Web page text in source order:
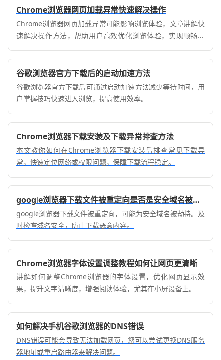
Chrome浏览器网页加载异常快速解决操作
Chrome浏览器网页加载异常可能影响浏览体验，文章讲解快
速解决操作方法，帮助用户高效优化浏览体验，实现顺畅操
谷歌浏览器官方下载后的启动加速方法
谷歌浏览器官方下载后可通过启动加速方法减少等待时间，用
户掌握技巧快速进入浏览，提高使用效率。
Chrome浏览器下载安装及下载异常排查方法
本文教你如何在Chrome浏览器下载安装后排查常见下载异
常，快速定位网络或权限问题，保障下载流程稳定。
google浏览器下载文件被重定向是否是安全域名被劫持
google浏览器下载文件被重定向，可能为安全域名被劫持。及
时检查域名安全，防止下载恶意内容。
Chrome浏览器字体设置调整教程如何让网页更清晰
讲解如何调整Chrome浏览器的字体设置，优化网页显示效
果，提升文字清晰度，增强阅读体验，尤其在小屏设备上。
如何解决手机谷歌浏览器的DNS错误
DNS错误可能会导致无法加载网页，您可以尝试更换DNS服务
器地址或重启路由器来解决问题。